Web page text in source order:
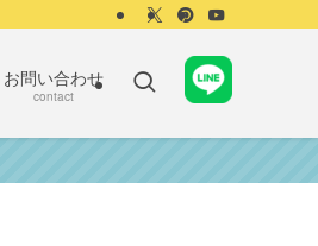
お問い合わせ
contact